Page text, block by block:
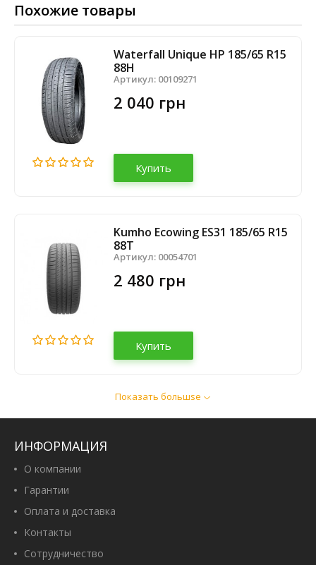
Похожие товары
Waterfall Unique HP 185/65 R15
88H
Артикул: 00109271
2 040 грн
Купить
Kumho Ecowing ES31 185/65 R15
88T
Артикул: 00054701
2 480 грн
Купить
185/65 R15 88H
Показать большsе
ИНФОРМАЦИЯ
О компании
Гарантии
Оплата и доставка
Контакты
Сотрудничество